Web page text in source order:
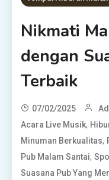
Nikmati
dengan
Terbaik
07/02/2025
Acara Live Musik,
Minuman Berkualitas,
Pub Malam Santai,
Suasana Pub Yang